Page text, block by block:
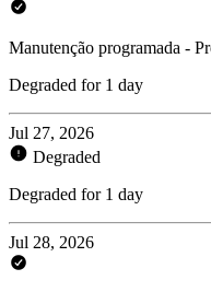
Manutenção programada -
Degraded for 1 day
Jul 27, 2026
Degraded
Degraded for 1 day
Jul 28, 2026